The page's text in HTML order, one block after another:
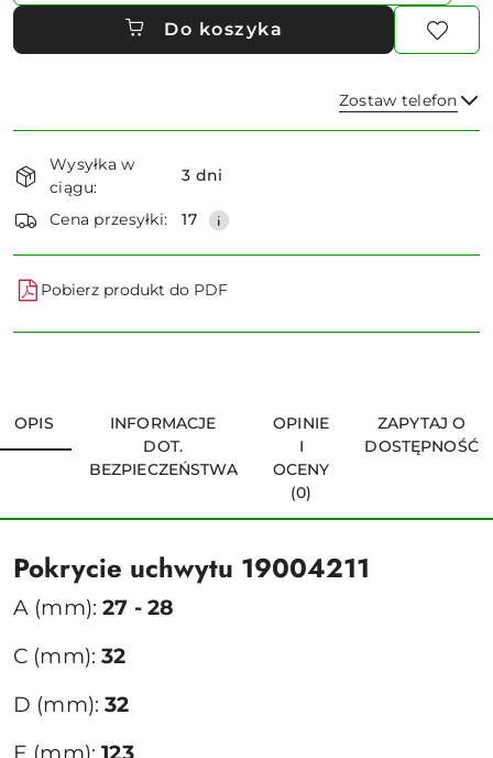
Do koszyka
Zostaw telefon
Dostępność
i
dostawa
Wysyłka w
ciągu:
3 dni
Cena przesyłki: 17
Pobierz produkt do PDF
OPIS
INFORMACJE
DOT.
BEZPIECZEŃSTWA
OPINIE
I
OCENY
(0)
ZAPYTAJ O
DOSTĘPNOŚĆ
Pokrycie uchwytu 19004211
A (mm):27 - 28
C (mm):32
D (mm):32
E (mm):123